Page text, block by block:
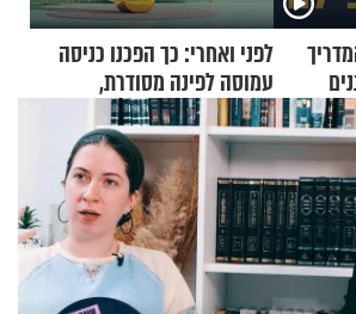
לפני ואחרי: כך הפכנו כניסה
עמוסה לפינה מסודרת,
שימושית ומזמינה